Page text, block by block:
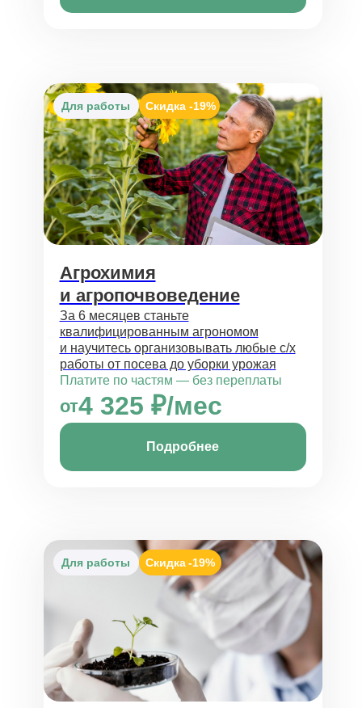
Для работы Скидка -19%
Агрохимия
и агропочвоведение
За 6 месяцев станьте
квалифицированным агрономом
и научитесь организовывать любые с/х
работы от посева до уборки урожая
Платите по частям — без переплаты
от4 325 ₽/мес
Подробнее
Для работы Скидка -19%